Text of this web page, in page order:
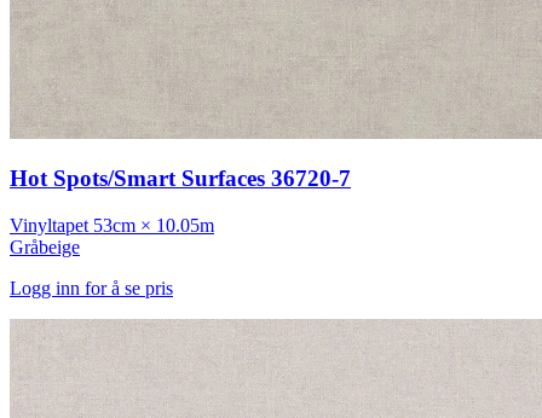
Hot Spots/Smart Surfaces 36720-7
Vinyltapet 53cm × 10.05m
Gråbeige
Logg inn for å se pris